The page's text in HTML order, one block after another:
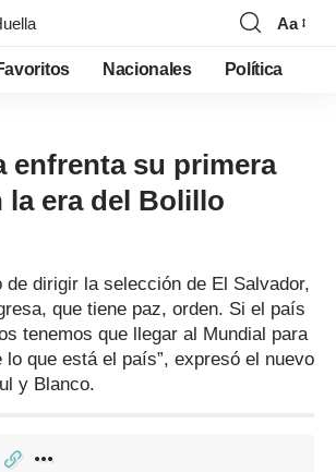
Aa
Nacionales Política
enfrenta su primera
la era del Bolillo
de dirigir la selección de El Salvador,
que tiene paz, orden. Si el país
tenemos que llegar al Mundial para
lo que está el país”, expresó el nuevo
y Blanco.